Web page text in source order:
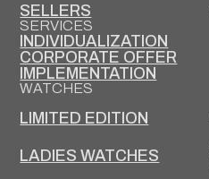
SELLERS
SERVICES
INDIVIDUALIZATION
CORPORATE OFFER
IMPLEMENTATION
WATCHES
LIMITED EDITION
LADIES WATCHES